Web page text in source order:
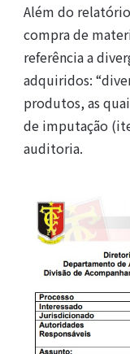
Além do
compra de
referência a
adquiridos:
produtos, as
de imputação
auditoria.